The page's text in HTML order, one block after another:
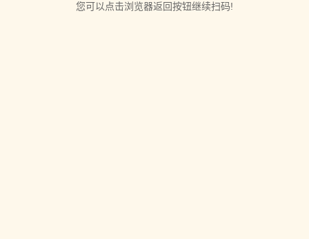
您可以点击浏览器返回按钮继续扫码!